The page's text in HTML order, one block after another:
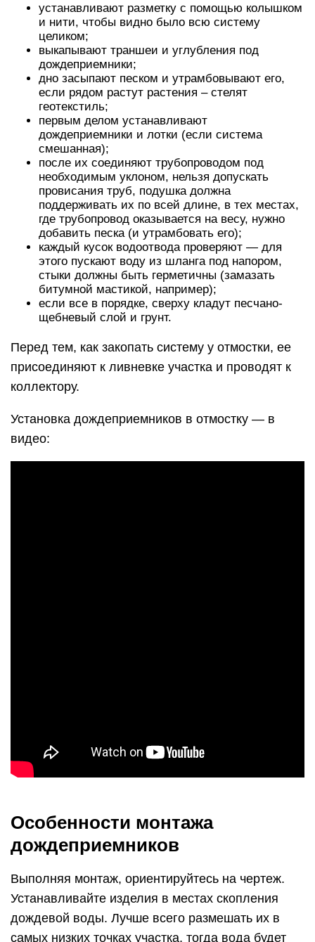
устанавливают разметку с помощью колышком
и нити, чтобы видно было всю систему
целиком;
выкапывают траншеи и углубления под
дождеприемники;
дно засыпают песком и утрамбовывают его,
если рядом растут растения – стелят
геотекстиль;
первым делом устанавливают
дождеприемники и лотки (если система
смешанная);
после их соединяют трубопроводом под
необходимым уклоном, нельзя допускать
провисания труб, подушка должна
поддерживать их по всей длине, в тех местах,
где трубопровод оказывается на весу, нужно
добавить песка (и утрамбовать его);
каждый кусок водоотвода проверяют — для
этого пускают воду из шланга под напором,
стыки должны быть герметичны (замазать
битумной мастикой, например);
если все в порядке, сверху кладут песчано-
щебневый слой и грунт.
Перед тем, как закопать систему у отмостки, ее
присоединяют к ливневке участка и проводят к
коллектору.
Установка дождеприемников в отмостку — в
видео:
Особенности монтажа
дождеприемников
Выполняя монтаж, ориентируйтесь на чертеж.
Устанавливайте изделия в местах скопления
дождевой воды. Лучше всего размешать их в
самых низких точках участка, тогда вода будет